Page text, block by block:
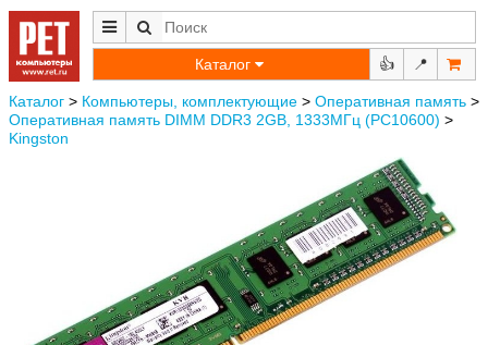
Каталог 👍 📍
Каталог > Компьютеры, комплектующие > Оперативная память >
Оперативная память DIMM DDR3 2GB, 1333МГц (PC10600) >
Kingston